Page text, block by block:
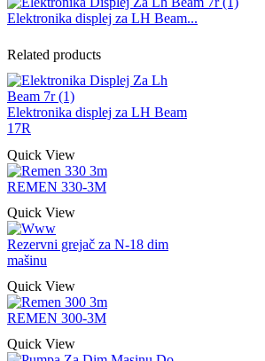
Elektronika displej za LH Beam...
Related products
Elektronika displej za LH Beam
17R
Quick View
REMEN 330-3M
Quick View
Rezervni grejač za N-18 dim
mašinu
Quick View
REMEN 300-3M
Quick View